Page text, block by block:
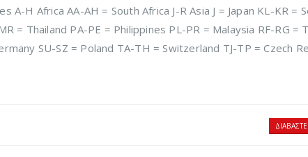
A-H Africa AA-AH = South Africa J-R Asia J = Japan KL-KR =
= Thailand PA-PE = Philippines PL-PR = Malaysia RF-RG =
SU-SZ = Poland TA-TH = Switzerland TJ-TP = Czech